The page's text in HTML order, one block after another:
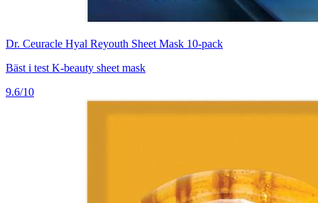
Dr. Ceuracle Hyal Reyouth Sheet Mask 10-pack
Bäst i test K-beauty sheet mask
9.6/10